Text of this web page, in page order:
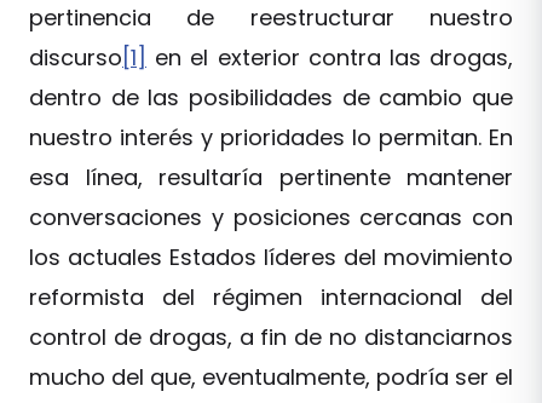
pertinencia de reestructurar nuestro
discurso [1] en el exterior contra las drogas,
dentro de las posibilidades de cambio que
nuestro interés y prioridades lo permitan. En
esa línea, resultaría pertinente mantener
conversaciones y posiciones cercanas con
los actuales Estados líderes del movimiento
reformista del régimen internacional del
control de drogas, a fin de no distanciarnos
mucho del que, eventualmente, podría ser el